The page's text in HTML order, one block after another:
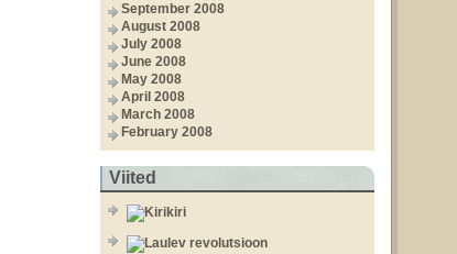
September 2008
August 2008
July 2008
June 2008
May 2008
April 2008
March 2008
February 2008
Viited